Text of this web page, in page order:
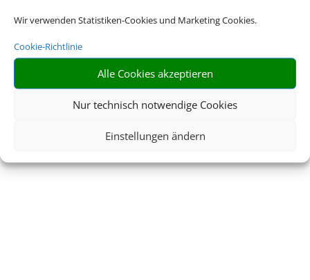
Wir verwenden Statistiken-Cookies und Marketing Cookies.
Cookie-Richtlinie
Alle Cookies akzeptieren
Nur technisch notwendige Cookies
Einstellungen ändern